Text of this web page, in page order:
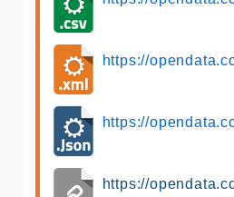
https://
https://
https://